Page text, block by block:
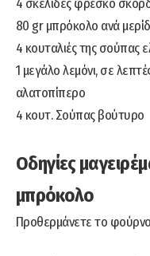
80 gr μπρόκολο ανά
4 κουταλιές της σούπας
1 μεγάλο λεμόνι, σε
αλατοπίπερο
4 κουτ. Σούπας βούτυρο
Οδηγίες
μπρόκολο
Προθερμάνετε το